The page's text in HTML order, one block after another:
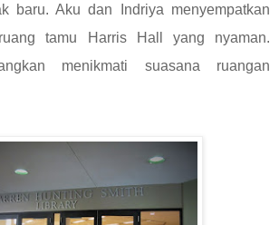
baru. Aku dan Indriya menyempatkan
tamu Harris Hall yang nyaman.
menikmati suasana ruangan